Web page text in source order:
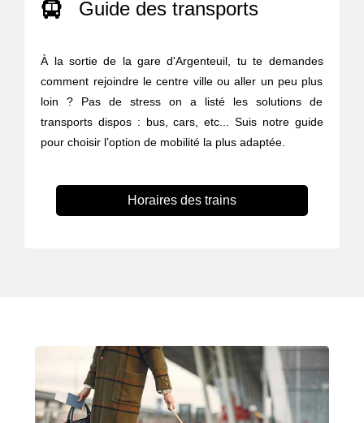
Guide des transports
À la sortie de la gare d'Argenteuil, tu te demandes
comment rejoindre le centre ville ou aller un peu plus
loin ? Pas de stress on a listé les solutions de
transports dispos : bus, cars, etc... Suis notre guide
pour choisir l’option de mobilité la plus adaptée.
Horaires des trains